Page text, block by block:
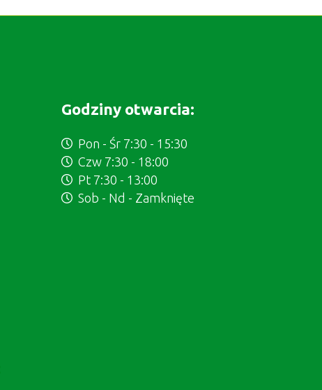
Godziny otwarcia:
Pon - Śr 7:30 - 15:30
Czw 7:30 - 18:00
Pt 7:30 - 13:00
Sob - Nd - Zamknięte